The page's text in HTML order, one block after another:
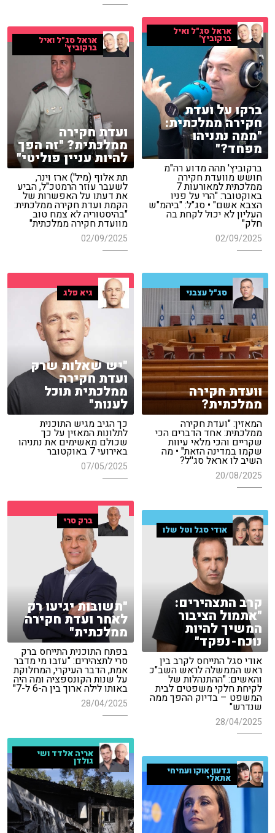
אראל סג"ל ואיל
ברקוביץ'
ברקו על ועדת
חקירה ממלכתית:
"ממה נתניהו
מפחד?"
ברקוביץ' תהה מדוע רה"מ
חושש מוועדת חקירה
ממלכתית למאורעות 7
באוקטובר: "הרי על פניו
הצבא אשם" • סג"ל: "ביהמ"ש
העליון לא יכול לקחת בה
חלק"
02/09/2025
אראל סג"ל ואיל
ברקוביץ'
ועדת חקירה
ממלכתית? "זה הפך
להיות עניין פוליטי"
תת אלוף (מיל') ארז וינר,
לשעבר עוזר הרמטכ"ל, הביע
את דעתו על האפשרות של
הקמת ועדת חקירה ממלכתית:
"בהיסטוריה לא צמח טוב
מוועדת חקירה ממלכתית"
02/09/2025
סג"ל עצבני
וועדת חקירה
ממלכתית?
המאזין: "ועדת חקירה
ממלכתית: אחד הדברים הכי
שקריים והכי מלאי עיוות
שקמו במדינה הזאת" • מה
השיב לו אראל סג''ל?
20/08/2025
גיא פלג
"יש שאלות שרק
ועדת חקירה
ממלכתית תוכל
לענות"
כך הגיב מגיש התוכנית
לתלונות המאזין על כך
שכולם מאשימים את נתניהו
באירועי 7 באוקטובר
07/05/2025
ברק סרי
"תשובות יגיעו רק
לאחר ועדת חקירה
ממלכתית"
בפתח התוכנית התייחס ברק
סרי לתצהירים: "עזבו מי מדבר
אמת, הדבר העיקרי, המחלוקת
על שנות הקונספציה ומה היה
באותו לילה ארוך בין ה-6 ל-7"
28/04/2025
אודי סגל וטל שלו
קרב התצהירים:
"אתמול הציבור
המשיך להיות
נוכח-נפקד"
אודי סגל התייחס לקרב בין
ראש הממשלה לראש השב"כ
והאשים: "ההתנהלות של
לקיחת חלקי משפטים לבית
המשפט – בדיוק ההפך ממה
שנדרש"
28/04/2025
אריה אלדד ושי
גולדן
גדעון אוקו ועמיחי
אתאלי